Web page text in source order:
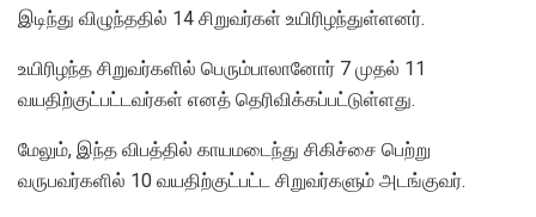
இடிந்து விழுந்ததில் 14 சிறுவர்கள் உயிரிழந்துள்ளனர்.
உயிரிழந்த சிறுவர்களில் பெரும்பாலானோர் 7 முதல் 11
வயதிற்குட்பட்டவர்கள் எனத் தெரிவிக்கப்பட்டுள்ளது.
மேலும், இந்த விபத்தில் காயமடைந்து சிகிச்சை பெற்று
வருபவர்களில் 10 வயதிற்குட்பட்ட சிறுவர்களும் அடங்குவர்.